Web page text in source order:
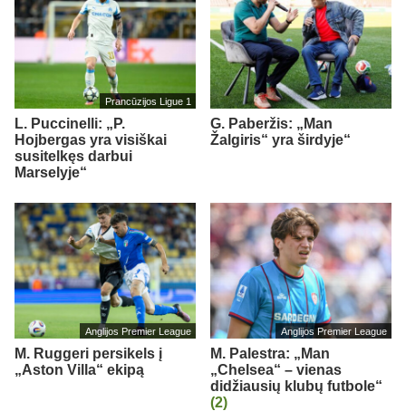
Prancūzijos Ligue 1
L. Puccinelli: „P.
Hojbergas yra visiškai
susitelkęs darbui
Marselyje“
G. Paberžis: „Man
Žalgiris“ yra širdyje“
Anglijos Premier League
M. Ruggeri persikels į
„Aston Villa“ ekipą
Anglijos Premier League
M. Palestra: „Man
„Chelsea“ – vienas
didžiausių klubų futbole“
(2)